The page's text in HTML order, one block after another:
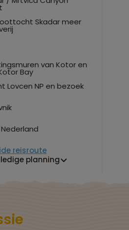
Skadar meer
van Kotor en
Bay
Lovcen NP en bezoek
reisroute
planning